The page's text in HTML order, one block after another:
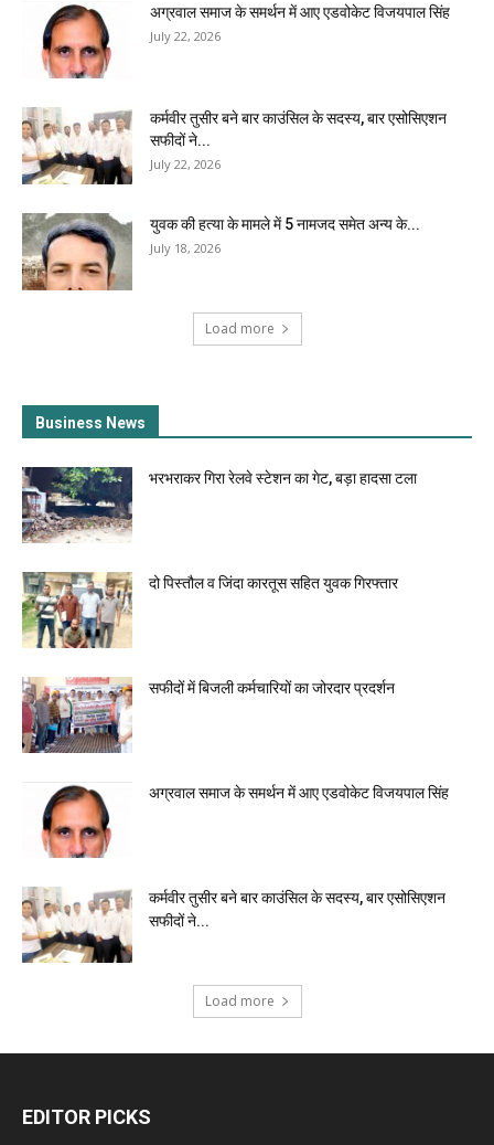
अग्रवाल समाज के समर्थन में आए एडवोकेट विजयपाल सिंह
July 22, 2026
कर्मवीर तुसीर बने बार काउंसिल के सदस्य, बार एसोसिएशन
सफीदों ने...
July 22, 2026
युवक की हत्या के मामले में 5 नामजद समेत अन्य के...
July 18, 2026
Load more
Business News
भरभराकर गिरा रेलवे स्टेशन का गेट, बड़ा हादसा टला
दो पिस्तौल व जिंदा कारतूस सहित युवक गिरफ्तार
सफीदों में बिजली कर्मचारियों का जोरदार प्रदर्शन
अग्रवाल समाज के समर्थन में आए एडवोकेट विजयपाल सिंह
कर्मवीर तुसीर बने बार काउंसिल के सदस्य, बार एसोसिएशन
सफीदों ने...
Load more
EDITOR PICKS